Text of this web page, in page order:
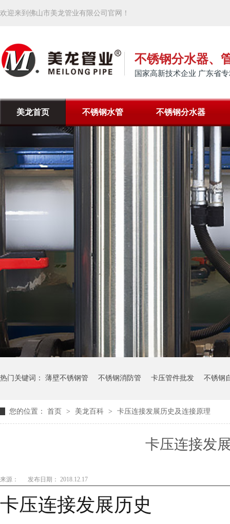
欢迎来到佛山市美龙管业有限公司官网！
不锈钢分水器、
国家高新技术企业 广东省
美龙首页 不锈钢水管 不锈钢分水器
热门关键词： 薄壁不锈钢管 不锈钢消防管 卡压管件批发 不锈钢
您的位置： 首页 > 美龙百科 > 卡压连接发展历史及连接原理
卡压连接发
来源： 发布日期： 2018.12.17
卡压连接发展历史